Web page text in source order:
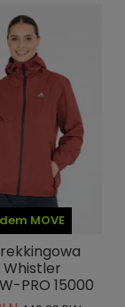
MOVE
PRO 15000